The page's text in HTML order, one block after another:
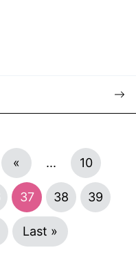
« ... 10
37 38 39
Last »